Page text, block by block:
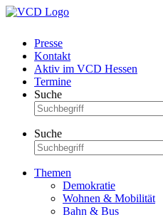
Presse
Kontakt
Aktiv im VCD Hessen
Termine
Suche
Suche
Themen
Demokratie
Wohnen & Mobilität
Bahn & Bus